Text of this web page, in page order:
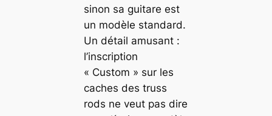
sinon sa guitare est
un modèle standard.
Un détail amusant :
l’inscription
« Custom » sur les
caches des truss
rods ne veut pas dire